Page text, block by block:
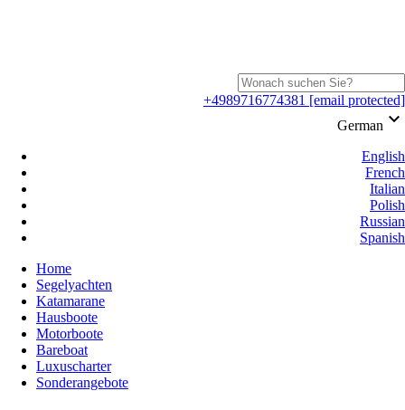
+4989716774381 [email protected]
German keyboard_arrow_down
English
French
Italian
Polish
Russian
Spanish
Home
Segelyachten
Katamarane
Hausboote
Motorboote
Bareboat
Luxuscharter
Sonderangebote